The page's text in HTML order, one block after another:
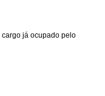
já ocupado pelo